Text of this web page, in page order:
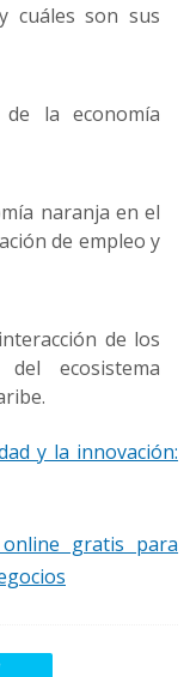
cuáles son sus
de la economía
naranja en el
de empleo y
de los
ecosistema
y la innovación:
gratis para